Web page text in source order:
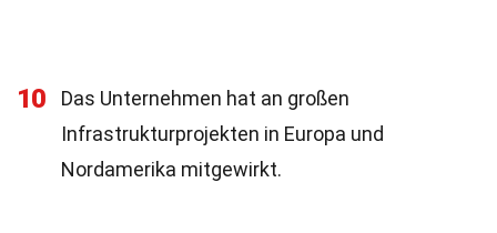
10
Das Unternehmen hat an großen
Infrastrukturprojekten in Europa und
Nordamerika mitgewirkt.